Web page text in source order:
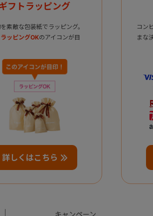
フトラッピング
素敵な包装紙でラッピング。
ッピングOKのアイコンが目
詳しくはこちら
コン
まな
キャンペーン